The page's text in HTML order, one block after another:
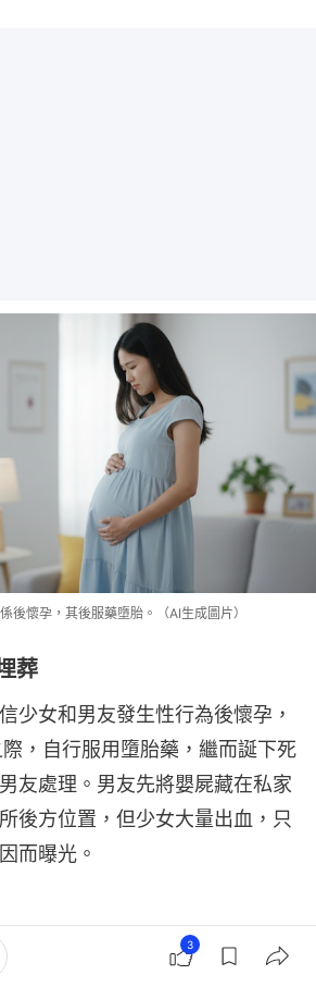
後懷孕，其後服藥墮胎。（AI生成圖片）
葬
少女和男友發生性行為後懷孕，
，自行服用墮胎藥，繼而誕下死
友處理。男友先將嬰屍藏在私家
後方位置，但少女大量出血，只
而曝光。
分逮捕涉案男子，在車尾箱檢獲
3